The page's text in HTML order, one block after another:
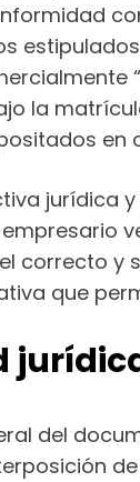
la
en
jurídica
correcto y
que
del